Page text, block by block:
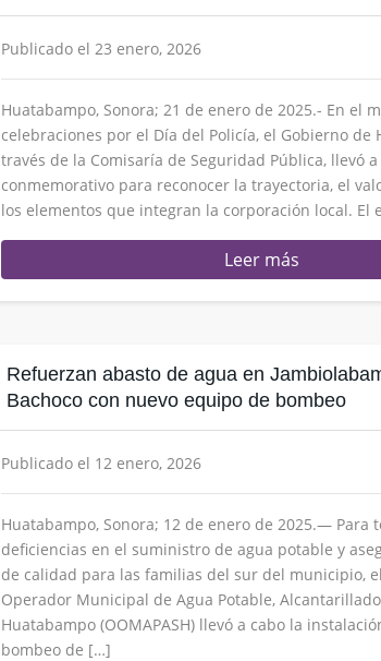
Publicado el 23 enero, 2026
Huatabampo, Sonora; 21 de enero de 2025.- En el
celebraciones por el Día del Policía, el Gobierno de
través de la Comisaría de Seguridad Pública, llevó
conmemorativo para reconocer la trayectoria, el
los elementos que integran la corporación local. El
Leer más
Refuerzan abasto de agua en
Bachoco con nuevo equipo de bombeo
Publicado el 12 enero, 2026
Huatabampo, Sonora; 12 de enero de 2025.— Para
deficiencias en el suministro de agua potable y
de calidad para las familias del sur del municipio,
Operador Municipal de Agua Potable,
Huatabampo (OOMAPASH) llevó a cabo la
bombeo de […]